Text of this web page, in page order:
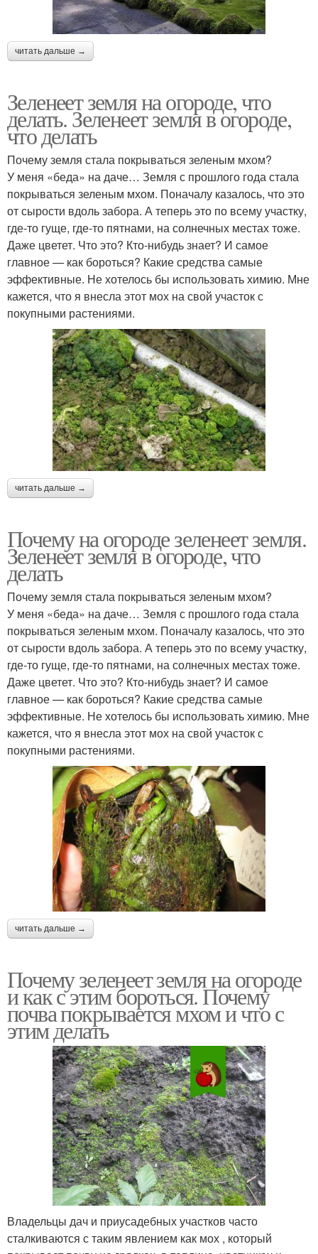
читать дальше →
Зеленеет земля на огороде, что
делать. Зеленеет земля в огороде,
что делать
Почему земля стала покрываться зеленым мхом?
У меня «беда» на даче… Земля с прошлого года стала
покрываться зеленым мхом. Поначалу казалось, что это
от сырости вдоль забора. А теперь это по всему участку,
где-то гуще, где-то пятнами, на солнечных местах тоже.
Даже цветет. Что это? Кто-нибудь знает? И самое
главное — как бороться? Какие средства самые
эффективные. Не хотелось бы использовать химию. Мне
кажется, что я внесла этот мох на свой участок с
покупными растениями.
читать дальше →
Почему на огороде зеленеет земля.
Зеленеет земля в огороде, что
делать
Почему земля стала покрываться зеленым мхом?
У меня «беда» на даче… Земля с прошлого года стала
покрываться зеленым мхом. Поначалу казалось, что это
от сырости вдоль забора. А теперь это по всему участку,
где-то гуще, где-то пятнами, на солнечных местах тоже.
Даже цветет. Что это? Кто-нибудь знает? И самое
главное — как бороться? Какие средства самые
эффективные. Не хотелось бы использовать химию. Мне
кажется, что я внесла этот мох на свой участок с
покупными растениями.
читать дальше →
Почему зеленеет земля на огороде
и как с этим бороться. Почему
почва покрывается мхом и что с
этим делать
Владельцы дач и приусадебных участков часто
сталкиваются с таким явлением как мох , который